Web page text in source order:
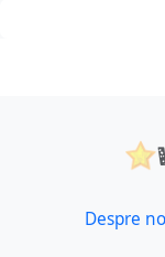
Despre